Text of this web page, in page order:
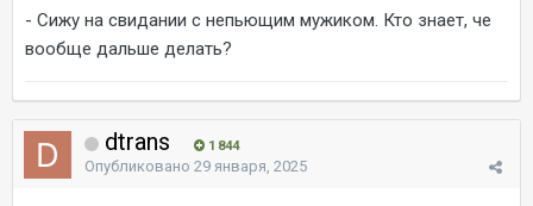
- Сижу на свидании с непьющим мужиком. Кто знает, че
вообще дальше делать?
dtrans 1 844
Опубликовано 29 января, 2025